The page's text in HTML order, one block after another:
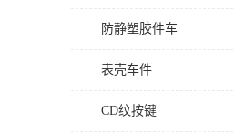
防静塑胶件车
表壳车件
CD纹按键